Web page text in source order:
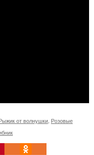
от волнушки Розовые